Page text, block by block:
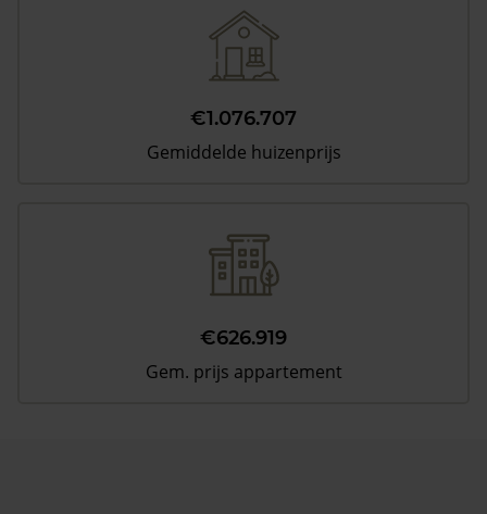
€1.076.707
Gemiddelde huizenprijs
€626.919
Gem. prijs appartement